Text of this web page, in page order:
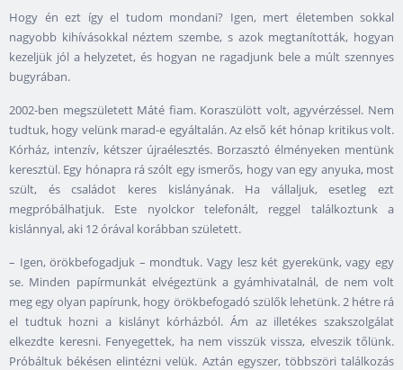
Hogy én ezt így el tudom mondani? Igen, mert életemben sokkal
nagyobb kihívásokkal néztem szembe, s azok megtanították, hogyan
kezeljük jól a helyzetet, és hogyan ne ragadjunk bele a múlt szennyes
bugyrában.
2002-ben megszületett Máté fiam. Koraszülött volt, agyvérzéssel. Nem
tudtuk, hogy velünk marad-e egyáltalán. Az első két hónap kritikus volt.
Kórház, intenzív, kétszer újraélesztés. Borzasztó élményeken mentünk
keresztül. Egy hónapra rá szólt egy ismerős, hogy van egy anyuka, most
szült, és családot keres kislányának. Ha vállaljuk, esetleg ezt
megpróbálhatjuk. Este nyolckor telefonált, reggel találkoztunk a
kislánnyal, aki 12 órával korábban született.
– Igen, örökbefogadjuk – mondtuk. Vagy lesz két gyerekünk, vagy egy
se. Minden papírmunkát elvégeztünk a gyámhivatalnál, de nem volt
meg egy olyan papírunk, hogy örökbefogadó szülők lehetünk. 2 hétre rá
el tudtuk hozni a kislányt kórházból. Ám az illetékes szakszolgálat
elkezdte keresni. Fenyegettek, ha nem visszük vissza, elveszik tőlünk.
Próbáltuk békésen elintézni velük. Aztán egyszer, többszöri találkozás